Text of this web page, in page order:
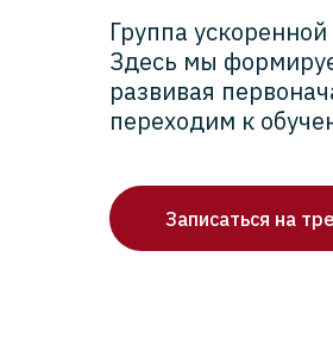
Группа
Здесь мы
развивая
переходим к
Записаться на